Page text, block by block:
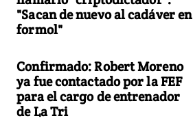
"Sacan de nuevo al cadáver en
formol"
Confirmado: Robert Moreno
ya fue contactado por la FEF
para el cargo de entrenador
de La Tri